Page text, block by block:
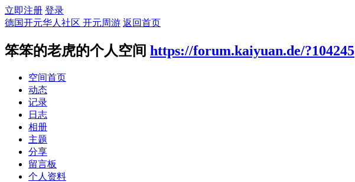
立即注册 登录
德国开元华人社区 开元周游 返回首页
笨笨的老虎的个人空间 https://forum.kaiyuan.de/?104245
空间首页
动态
记录
日志
相册
主题
分享
留言板
个人资料